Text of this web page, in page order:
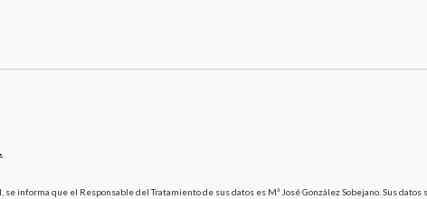
informa que el Responsable del Tratamiento de sus datos es Mª José González Sobejano. Sus